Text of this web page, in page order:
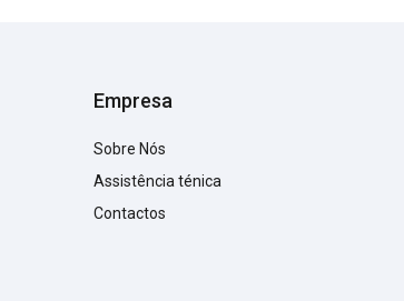
Empresa
Sobre Nós
Assistência ténica
Contactos